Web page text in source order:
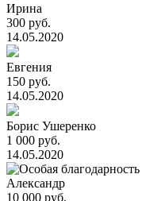
Ирина
300 руб.
14.05.2020
Евгения
150 руб.
14.05.2020
Борис Ушеренко
1 000 руб.
14.05.2020
Александр
10 000 руб.